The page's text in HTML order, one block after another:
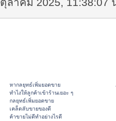
ตุลาคม 2025, 11:38:07
หากลยุทธ์เพิ่มยอดขาย
ทําไงให้ลูกค้าเข้าร้านเยอะ ๆ
กลยุทธ์เพิ่มยอดขาย
เคล็ดลับขายของดี
ค้าขายไม่ดีทำอย่างไรดี